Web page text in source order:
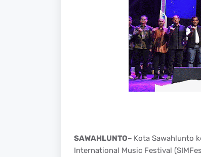
SAWAHLUNTO– Kota Sawahlunto
International Music Festival